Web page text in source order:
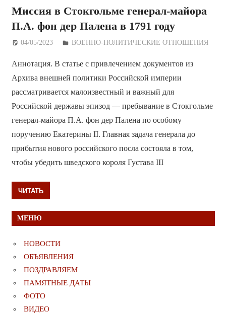
Миссия в Стокгольме генерал-майора
П.А. фон дер Палена в 1791 году
04/05/2023 Дежурный по Редакции
ВОЕННО-ПОЛИТИЧЕСКИE ОТНОШЕНИЯ
Аннотация. В статье с привлечением документов из
Архива внешней политики Российской империи
рассматривается малоизвестный и важный для
Российской державы эпизод — пребывание в Стокгольме
генерал-майора П.А. фон дер Палена по особому
поручению Екатерины II. Главная задача генерала до
прибытия нового российского посла состояла в том,
чтобы убедить шведского короля Густава III
ЧИТАТЬ
МЕНЮ
НОВОСТИ
ОБЪЯВЛЕНИЯ
ПОЗДРАВЛЯЕМ
ПАМЯТНЫЕ ДАТЫ
ФОТО
ВИДЕО